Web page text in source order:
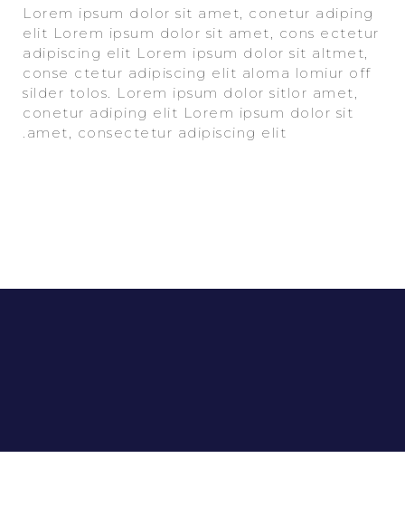
Lorem ipsum dolor sit amet, conetur adiping
elit Lorem ipsum dolor sit amet, cons ectetur
adipiscing elit Lorem ipsum dolor sit altmet,
conse ctetur adipiscing elit aloma lomiur off
silder tolos. Lorem ipsum dolor sitlor amet,
conetur adiping elit Lorem ipsum dolor sit
amet, consectetur adipiscing elit.